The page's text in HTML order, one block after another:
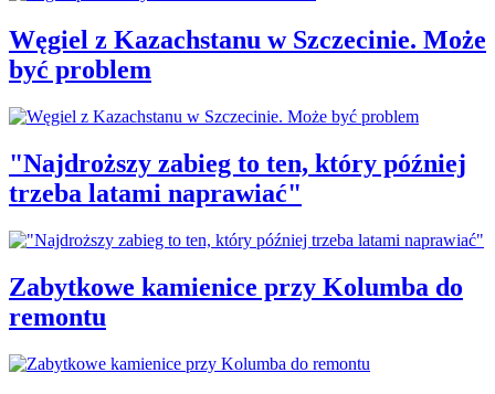
Węgiel z Kazachstanu w Szczecinie. Może
być problem
"Najdroższy zabieg to ten, który później
trzeba latami naprawiać"
Zabytkowe kamienice przy Kolumba do
remontu